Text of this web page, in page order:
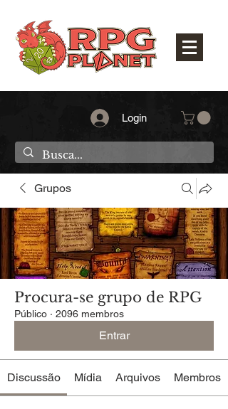
Login
Grupos
Procura-se grupo de RPG
Público · 2096 membros
Entrar
Discussão Mídia Arquivos Membros